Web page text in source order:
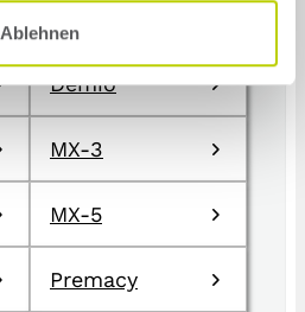
Ablehnen
Demio
MX-3
MX-5
Premacy